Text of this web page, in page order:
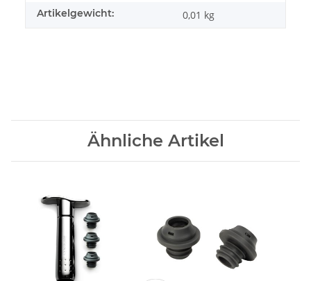
Artikelgewicht: 0,01 kg
Ähnliche Artikel